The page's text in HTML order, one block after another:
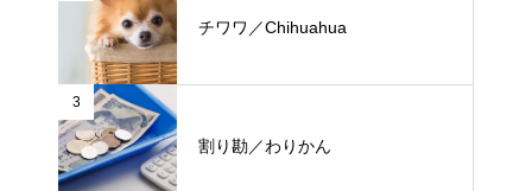
チワワ／Chihuahua
3
割り勘／わりかん